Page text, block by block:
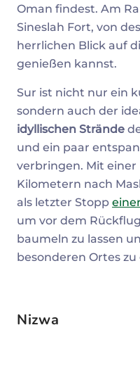
Oman findest. Am
Sineslah Fort, von
herrlichen Blick auf
genießen kannst.
Sur ist nicht nur ein
sondern auch der
idyllischen Strände
und ein paar
verbringen. Mit
Kilometern nach
als letzter Stopp
um vor dem
baumeln zu lassen
besonderen Ortes
Nizwa